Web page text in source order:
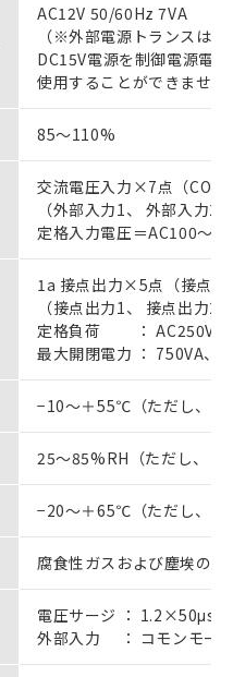
AC12V 50/60Hz 7VA
（※外部電源トランスは
DC15V電源を制御電源電
使用することができませ
85～110%
交流電圧入力×7点（COM
（外部入力1、 外部入力
定格入力電圧＝AC100～
1a 接点出力×5点（接点出
（接点出力1、 接点出力2
定格負荷 ： AC250V 3A
最大開閉電力 ： 750VA、
−10～＋55℃（ただし、
25～85%RH（ただし、
−20～＋65℃（ただし、
腐食性ガスおよび塵埃の
電圧サージ ： 1.2×50μs
外部入力 ： コモンモード